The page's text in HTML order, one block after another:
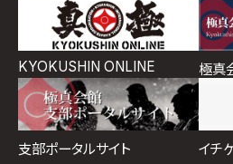
KYOKUSHIN ONLINE 極真
支部ポータルサイト イチ